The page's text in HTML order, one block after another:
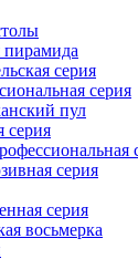
пирамида
серия
серия
пул
серия
серия
серия
восьмерка